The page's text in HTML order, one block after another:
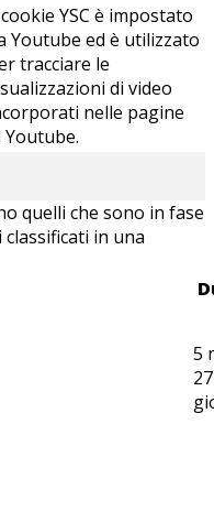
YSC è impostato
Youtube ed è utilizzato
tracciare le
di video
nelle pagine
Youtube.
quelli che sono in fase
in una
5
27